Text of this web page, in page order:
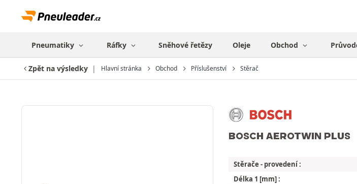
Pneumatiky Ráfky Sněhové řetězy Oleje Obchod
Zpět na výsledky Hlavní stránka Obchod Příslušenství Stěrač
BOSCH AEROTWIN PLUS
Stěrače - provedení :
Délka 1 [mm] :